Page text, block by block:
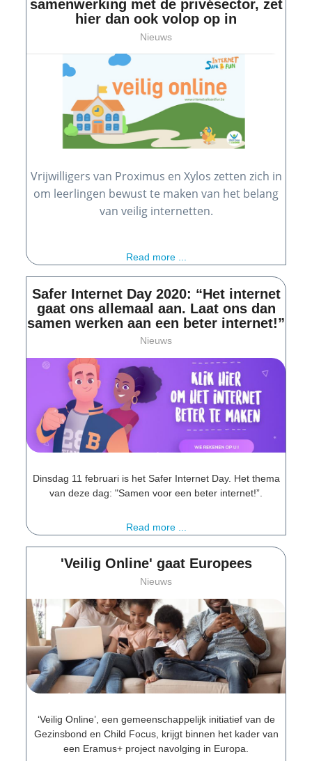
samenwerking met de privésector, zet
hier dan ook volop op in
Nieuws
Vrijwilligers van Proximus en Xylos zetten zich in
om leerlingen bewust te maken van het belang
van veilig internetten.
Read more ...
Safer Internet Day 2020: “Het internet
gaat ons allemaal aan. Laat ons dan
samen werken aan een beter internet!”
Nieuws
Dinsdag 11 februari is het Safer Internet Day. Het thema
van deze dag: "Samen voor een beter internet!”.
Read more ...
'Veilig Online' gaat Europees
Nieuws
‘Veilig Online’, een gemeenschappelijk initiatief van de
Gezinsbond en Child Focus, krijgt binnen het kader van
een Eramus+ project navolging in Europa.